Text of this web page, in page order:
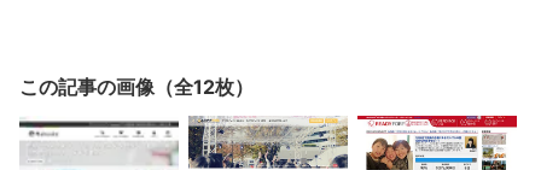
この記事の画像（全12枚）